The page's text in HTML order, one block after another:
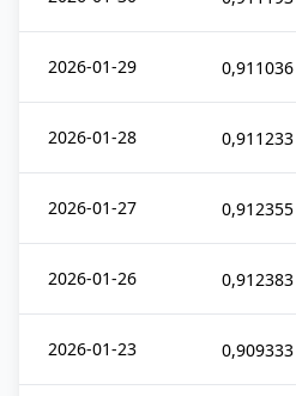
2026-01-29 0,911036
2026-01-28 0,911233
2026-01-27 0,912355
2026-01-26 0,912383
2026-01-23 0,909333